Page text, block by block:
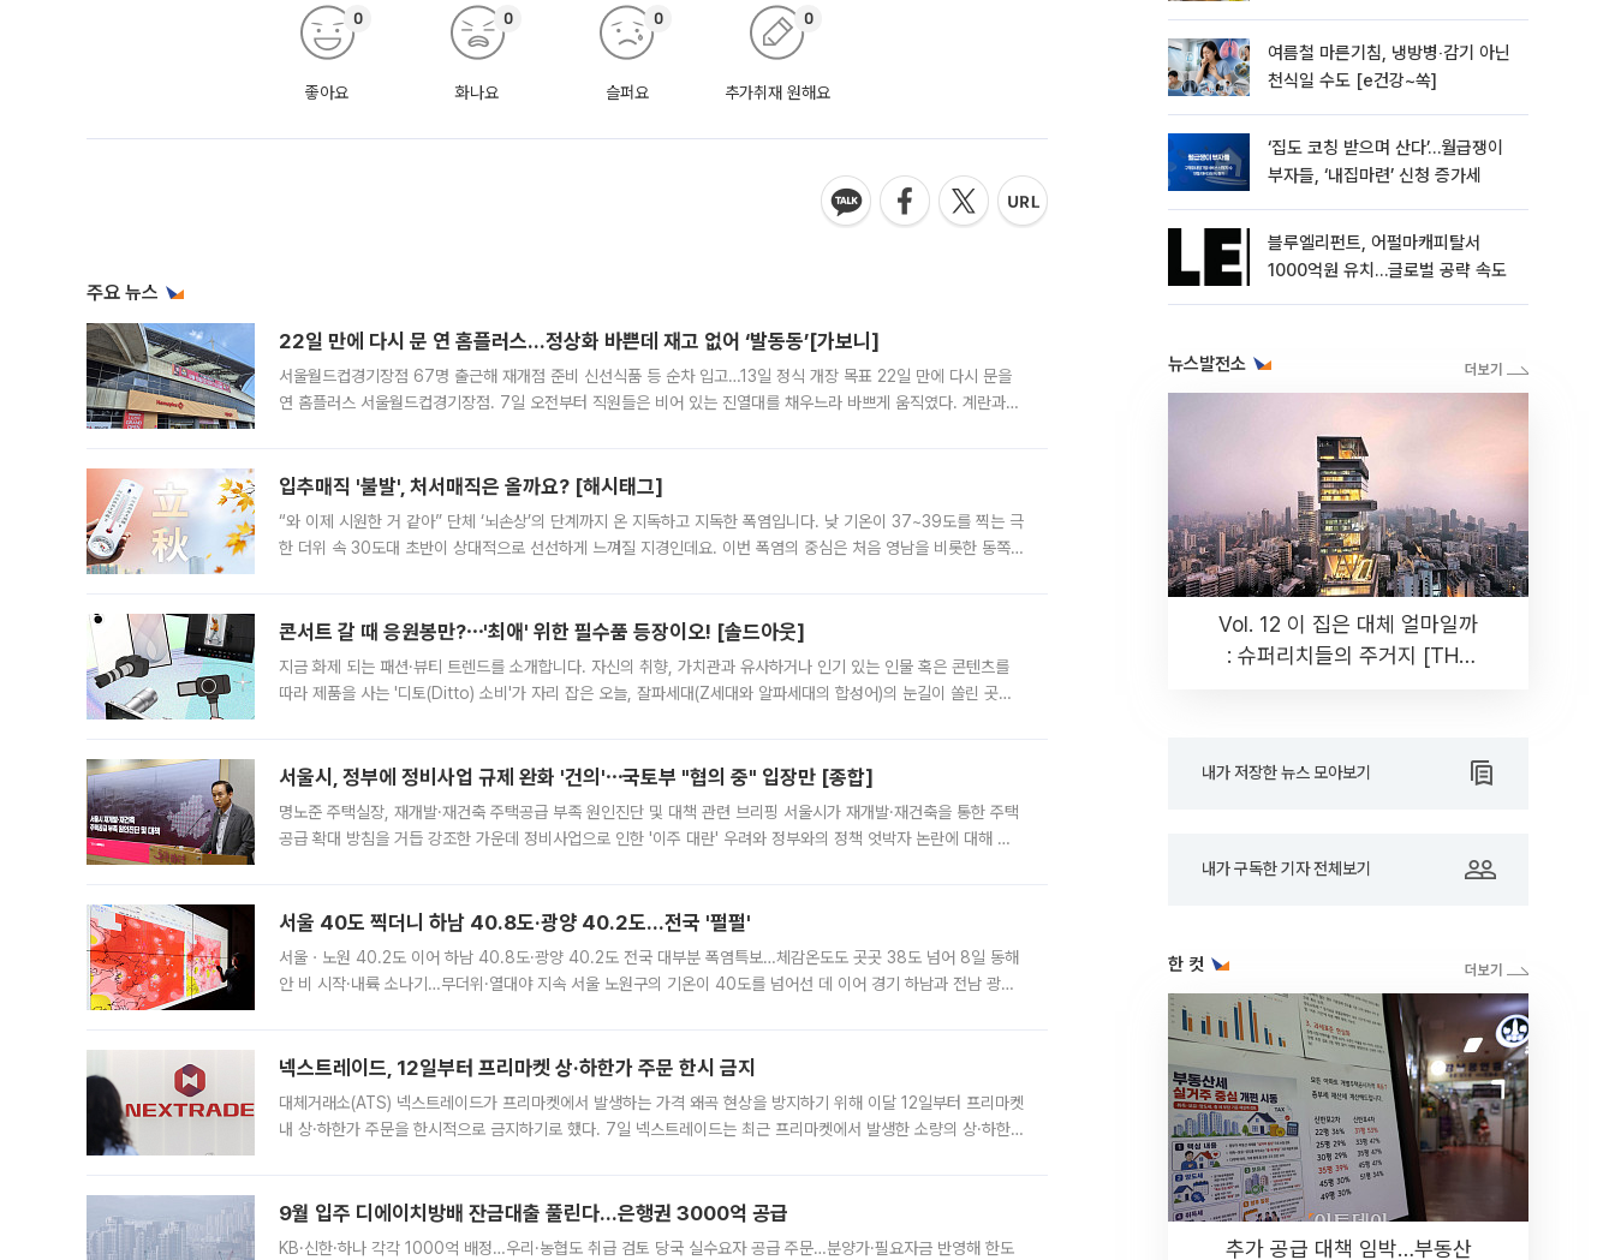
좋아요
0
화나요
0
슬퍼요
0
추가취재 원해요
0
주요 뉴스
22일 만에 다시 문 연 홈플러스…정상화 바쁜데 재고 없어 ‘발동동’[가보니]
서울월드컵경기장점 67명 출근해 재개점 준비 신선식품 등 순차 입고…13일 정식 개장 목표 22일 만에 다시 문을
연 홈플러스 서울월드컵경기장점. 7일 오전부터 직원들은 비어 있는 진열대를 채우느라 바쁘게 움직였다. 계란과
입추매직 '불발', 처서매직은 올까요? [해시태그]
“와 이제 시원한 거 같아” 단체 ‘뇌손상’의 단계까지 온 지독하고 지독한 폭염입니다. 낮 기온이 37~39도를 찍는 극
한 더위 속 30도대 초반이 상대적으로 선선하게 느껴질 지경인데요. 이번 폭염의 중심은 처음 영남을 비롯한 동쪽
콘서트 갈 때 응원봉만?⋯'최애' 위한 필수품 등장이오! [솔드아웃]
지금 화제 되는 패션·뷰티 트렌드를 소개합니다. 자신의 취향, 가치관과 유사하거나 인기 있는 인물 혹은 콘텐츠를
따라 제품을 사는 '디토(Ditto) 소비'가 자리 잡은 오늘, 잘파세대(Z세대와 알파세대의 합성어)의 눈길이 쏠린 곳은
서울시, 정부에 정비사업 규제 완화 '건의'⋯국토부 "협의 중" 입장만 [종합]
명노준 주택실장, 재개발·재건축 주택공급 부족 원인진단 및 대책 관련 브리핑 서울시가 재개발·재건축을 통한 주택
공급 확대 방침을 거듭 강조한 가운데 정비사업으로 인한 '이주 대란' 우려와 정부와의 정책 엇박자 논란에 대해 정
서울 40도 찍더니 하남 40.8도·광양 40.2도…전국 '펄펄'
서울ㆍ노원 40.2도 이어 하남 40.8도·광양 40.2도 전국 대부분 폭염특보…체감온도도 곳곳 38도 넘어 8일 동해
안 비 시작·내륙 소나기…무더위·열대야 지속 서울 노원구의 기온이 40도를 넘어선 데 이어 경기 하남과 전남 광양
넥스트레이드, 12일부터 프리마켓 상·하한가 주문 한시 금지
대체거래소(ATS) 넥스트레이드가 프리마켓에서 발생하는 가격 왜곡 현상을 방지하기 위해 이달 12일부터 프리마켓
내 상·하한가 주문을 한시적으로 금지하기로 했다. 7일 넥스트레이드는 최근 프리마켓에서 발생한 소량의 상·하한
9월 입주 디에이치방배 잔금대출 풀린다…은행권 3000억 공급
KB·신한·하나 각각 1000억 배정…우리·농협도 취급 검토 당국 실수요자 공급 주문…분양가·필요자금 반영해 한도
여름철 마른기침, 냉방병‧감기 아닌
천식일 수도 [e건강~쏙]
‘집도 코칭 받으며 산다’…월급쟁이
부자들, ‘내집마련’ 신청 증가세
블루엘리펀트, 어펄마캐피탈서
1000억원 유치…글로벌 공략 속도
뉴스발전소
Vol. 12 이 집은 대체 얼마일까
: 슈퍼리치들의 주거지 [THE
내가 저장한 뉴스 모아보기
내가 구독한 기자 전체보기
한 컷
추가 공급 대책 임박…부동산